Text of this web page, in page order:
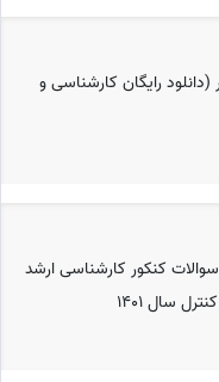
(دانلود رایگان کارشناسی و
سوالات کنکور کارشناسی ارشد
سال 1401